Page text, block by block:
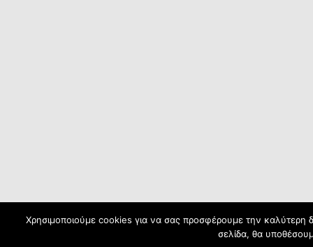
Χρησιμοποιούμε cookies για να σας προσφέρουμε την καλύτερη
σελίδα, θα